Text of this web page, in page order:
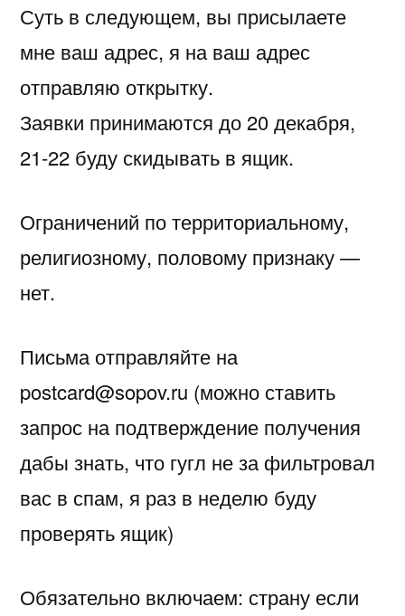
Суть в следующем, вы присылаете
мне ваш адрес, я на ваш адрес
отправляю открытку.
Заявки принимаются до 20 декабря,
21-22 буду скидывать в ящик.
Ограничений по территориальному,
религиозному, половому признаку —
нет.
Письма отправляйте на
postcard@sopov.ru (можно ставить
запрос на подтверждение получения
дабы знать, что гугл не за фильтровал
вас в спам, я раз в неделю буду
проверять ящик)
Обязательно включаем: страну если